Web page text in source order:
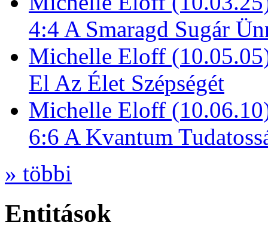
4:4 A Smaragd Sugár
Michelle Eloff
El Az Élet Szépségét
Michelle Eloff
6:6 A Kvantum
» többi
Entitások